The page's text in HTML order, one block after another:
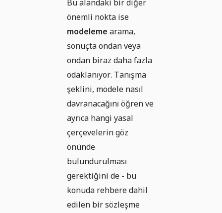
Bu alandaki bir diğer
önemli nokta ise
modeleme arama,
sonuçta ondan veya
ondan biraz daha fazla
odaklanıyor. Tanışma
şeklini, modele nasıl
davranacağını öğren ve
ayrıca hangi yasal
çerçevelerin göz
önünde
bulundurulması
gerektiğini de - bu
konuda rehbere dahil
edilen bir sözleşme